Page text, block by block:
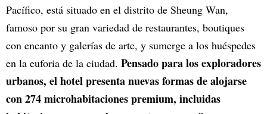
Pacífico, está situado en el distrito de Sheung Wan,
famoso por su gran variedad de restaurantes, boutiques
con encanto y galerías de arte, y sumerge a los huéspedes
en la euforia de la ciudad. Pensado para los exploradores
urbanos, el hotel presenta nuevas formas de alojarse
con 274 microhabitaciones premium, incluidas